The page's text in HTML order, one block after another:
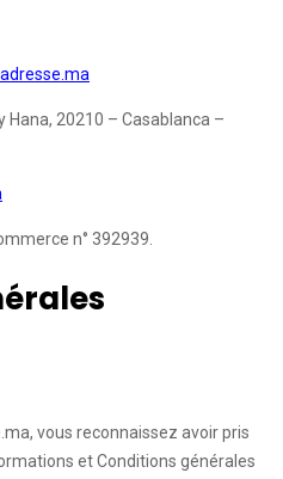
Hana, 20210 – Casablanca –
n° 392939.
vous reconnaissez avoir pris
et Conditions générales